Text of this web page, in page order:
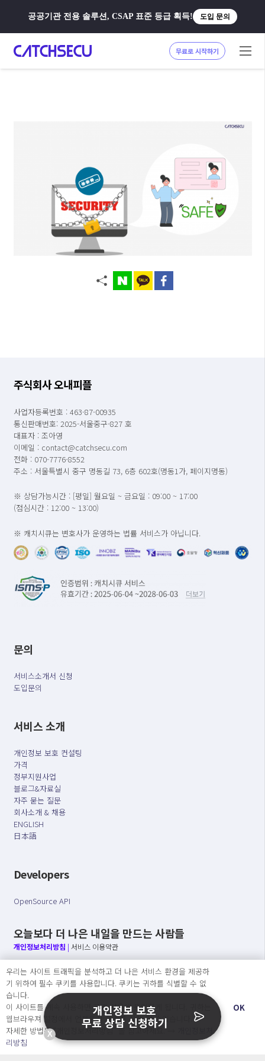
공공기관 전용 솔루션, CSAP 표준 등급 획득! 도입 문의
무료로 시작하기
주식회사 오내피플
사업자등록번호 : 463-87-00935
통신판매번호: 2025-서울중구-827 호
대표자 : 조아영
이메일 : contact@catchsecu.com
전화 : 070-7776-8552
주소 : 서울특별시 중구 명동길 73, 6층 602호(명동1가, 페이지명동)
※ 상담가능시간 : [평일] 월요일 ~ 금요일 : 09:00 ~ 17:00
(점심시간 : 12:00 ~ 13:00)
※ 캐치시큐는 변호사가 운영하는 법률 서비스가 아닙니다.
문의
서비스소개서 신청
도입문의
서비스 소개
개인정보 보호 컨설팅
가격
정부지원사업
블로그&자료실
자주 묻는 질문
회사소개 & 채용
ENGLISH
日本語
Developers
OpenSource API
오늘보다 더 나은 내일을 만드는 사람들
개인정보처리방침 | 서비스 이용약관
○ 개인정보보호 컴플라이언스를 선도하겠습니다.
○ 정보주체의 권리를 보장하겠습니다.
○ 기업의 개인정보보호를 위한 효율적 관리를 보장하겠습니다.
Copyright Ⓒ
2026 O.NE PEOPLE Co., Ltd. All rights reserved.
우리는 사이트 트래픽을 분석하고 더 나은 서비스 환경을 제공하
기 위하여 필수 쿠키를 사용합니다. 쿠키는 귀하를 식별할 수 없
습니다.
이 사이트를 계속 사용하면 쿠키 사용에 동의하게 됩니다. 귀하는
웹브라우져 설정에서 언제든지 쿠키를 삭제 할 수있습니다.
자세한 방법은 “개인정보처리방침” 을 참고하세요. →
리방침
OK
X
개인정보 보호
무료 상담 신청하기